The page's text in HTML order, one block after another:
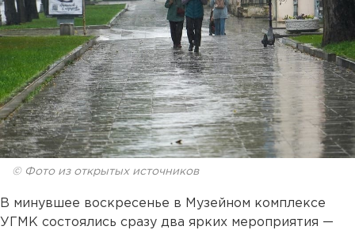
© Фото из открытых источников
В минувшее воскресенье в Музейном комплексе
УГМК состоялись сразу два ярких мероприятия —